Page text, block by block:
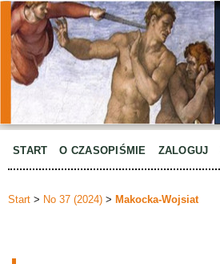
START O CZASOPIŚMIE ZALOGUJ
Start > No 37 (2024) > Makocka-Wojsiat